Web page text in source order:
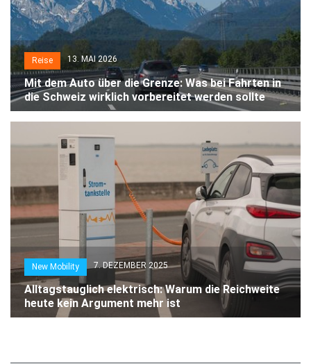
Reise 13. MAI 2026
Mit dem Auto über die Grenze: Was bei Fahrten in
die Schweiz wirklich vorbereitet werden sollte
New Mobility 7. DEZEMBER 2025
Alltagstauglich elektrisch: Warum die Reichweite
heute kein Argument mehr ist